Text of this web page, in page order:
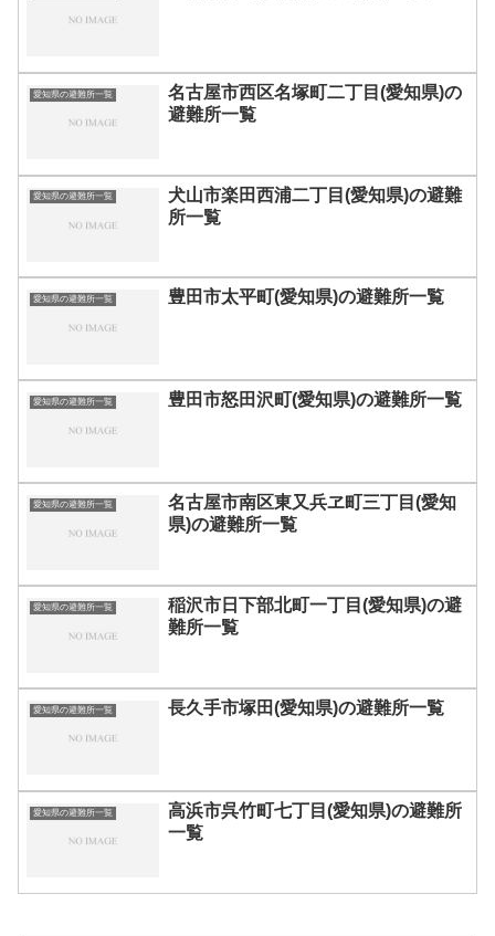
愛知県の避難所一覧
名古屋市西区名塚町二丁目(愛知県)の
避難所一覧
愛知県の避難所一覧
犬山市楽田西浦二丁目(愛知県)の避難
所一覧
愛知県の避難所一覧 豊田市太平町(愛知県)の避難所一覧
愛知県の避難所一覧 豊田市怒田沢町(愛知県)の避難所一覧
愛知県の避難所一覧
名古屋市南区東又兵ヱ町三丁目(愛知
県)の避難所一覧
愛知県の避難所一覧
稲沢市日下部北町一丁目(愛知県)の避
難所一覧
愛知県の避難所一覧 長久手市塚田(愛知県)の避難所一覧
愛知県の避難所一覧
高浜市呉竹町七丁目(愛知県)の避難所
一覧